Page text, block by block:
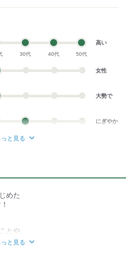
30代 40代 50代
高い
女性
大勢で
にぎやか
っと見る
めた
とや
アアップも◎
っと見る